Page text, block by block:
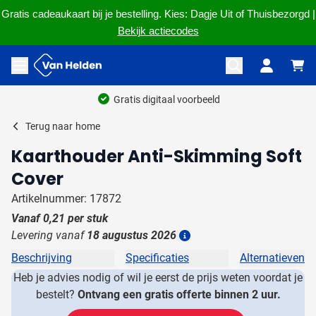
Gratis cadeaukaart bij je bestelling. Kies: Dagje Uit of Thuisbezorgd |
Bekijk actiecodes
Ga naar de inhoud
Menu openen
Gratis digitaal voorbeeld
Terug naar home
Kaarthouder Anti-Skimming Soft
Cover
Artikelnummer: 17872
Vanaf0,21 per stuk
Levering vanaf 18 augustus 2026
Beschrijving Specificaties
Alternatieven
Heb je advies nodig of wil je eerst de prijs weten voordat je
bestelt? Ontvang een gratis offerte binnen 2 uur.